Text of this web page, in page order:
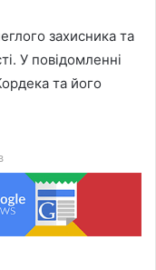
захисника та
У повідомленні
та його